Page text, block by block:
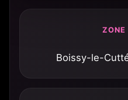
ZONE
Boissy-le-